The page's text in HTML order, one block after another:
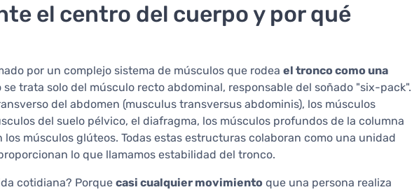
el centro del cuerpo y por qué
por un complejo sistema de músculos que rodea el tronco como una
se trata solo del músculo recto abdominal, responsable del soñado "six-pack".
del abdomen (musculus transversus abdominis), los músculos
del suelo pélvico, el diafragma, los músculos profundos de la columna
músculos glúteos. Todas estas estructuras colaboran como una unidad
lo que llamamos estabilidad del tronco.
cotidiana? Porque casi cualquier movimiento que una persona realiza